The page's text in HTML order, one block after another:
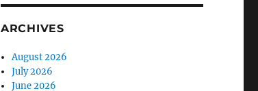
ARCHIVES
August 2026
July 2026
June 2026